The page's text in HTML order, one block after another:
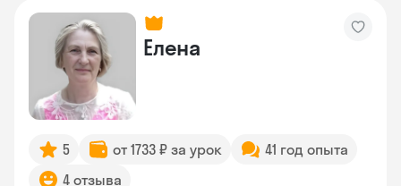
Елена
5 от 1733 ₽ за урок
41 год опыта
4 отзыва